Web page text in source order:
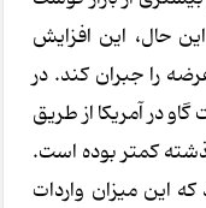
حال، این افزایش
را جبران کند. در
در آمریکا از طریق
کمتر بوده است.
این میزان واردات